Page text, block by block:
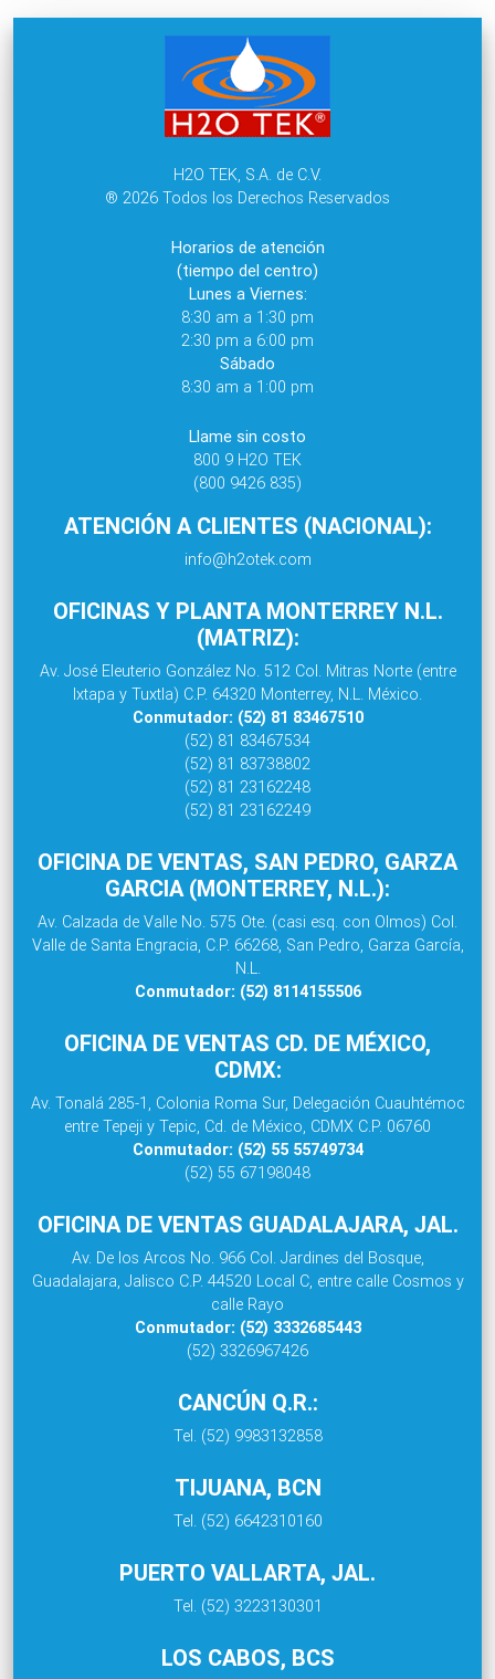
H2O TEK, S.A. de C.V.
® 2026 Todos los Derechos Reservados
Horarios de atención
(tiempo del centro)
Lunes a Viernes:
8:30 am a 1:30 pm
2:30 pm a 6:00 pm
Sábado
8:30 am a 1:00 pm
Llame sin costo
800 9 H2O TEK
(800 9426 835)
ATENCIÓN A CLIENTES (NACIONAL):
info@h2otek.com
OFICINAS Y PLANTA MONTERREY N.L.
(MATRIZ):
Av. José Eleuterio González No. 512 Col. Mitras Norte (entre
Ixtapa y Tuxtla) C.P. 64320 Monterrey, N.L. México.
Conmutador: (52) 81 83467510
(52) 81 83467534
(52) 81 83738802
(52) 81 23162248
(52) 81 23162249
OFICINA DE VENTAS, SAN PEDRO, GARZA
GARCIA (MONTERREY, N.L.):
Av. Calzada de Valle No. 575 Ote. (casi esq. con Olmos) Col.
Valle de Santa Engracia, C.P. 66268, San Pedro, Garza García,
N.L.
Conmutador: (52) 8114155506
OFICINA DE VENTAS CD. DE MÉXICO,
CDMX:
Av. Tonalá 285-1, Colonia Roma Sur, Delegación Cuauhtémoc
entre Tepeji y Tepic, Cd. de México, CDMX C.P. 06760
Conmutador: (52) 55 55749734
(52) 55 67198048
OFICINA DE VENTAS GUADALAJARA, JAL.
Av. De los Arcos No. 966 Col. Jardines del Bosque,
Guadalajara, Jalisco C.P. 44520 Local C, entre calle Cosmos y
calle Rayo
Conmutador: (52) 3332685443
(52) 3326967426
CANCÚN Q.R.:
Tel. (52) 9983132858
TIJUANA, BCN
Tel. (52) 6642310160
PUERTO VALLARTA, JAL.
Tel. (52) 3223130301
LOS CABOS, BCS